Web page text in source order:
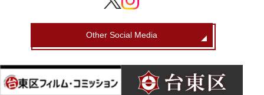
Other Social Media